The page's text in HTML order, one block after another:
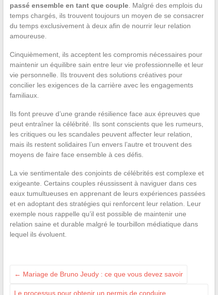
passé ensemble en tant que couple. Malgré des emplois du
temps chargés, ils trouvent toujours un moyen de se consacrer
du temps exclusivement à deux afin de nourrir leur relation
amoureuse.
Cinquièmement, ils acceptent les compromis nécessaires pour
maintenir un équilibre sain entre leur vie professionnelle et leur
vie personnelle. Ils trouvent des solutions créatives pour
concilier les exigences de la carrière avec les engagements
familiaux.
Ils font preuve d’une grande résilience face aux épreuves que
peut entraîner la célébrité. Ils sont conscients que les rumeurs,
les critiques ou les scandales peuvent affecter leur relation,
mais ils restent solidaires l’un envers l’autre et trouvent des
moyens de faire face ensemble à ces défis.
La vie sentimentale des conjoints de célébrités est complexe et
exigeante. Certains couples réussissent à naviguer dans ces
eaux tumultueuses en apprenant de leurs expériences passées
et en adoptant des stratégies qui renforcent leur relation. Leur
exemple nous rappelle qu’il est possible de maintenir une
relation saine et durable malgré le tourbillon médiatique dans
lequel ils évoluent.
← Mariage de Bruno Jeudy : ce que vous devez savoir
Le processus pour obtenir un permis de conduire